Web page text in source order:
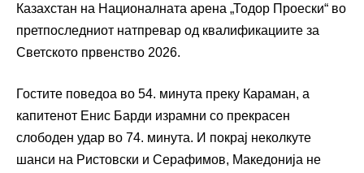
Казахстан на Националната арена „Тодор Проески“ во
претпоследниот натпревар од квалификациите за
Светското првенство 2026.
Гостите поведоа во 54. минута преку Караман, а
капитенот Енис Барди израмни со прекрасен
слободен удар во 74. минута. И покрај неколкуте
шанси на Ристовски и Серафимов, Македонија не